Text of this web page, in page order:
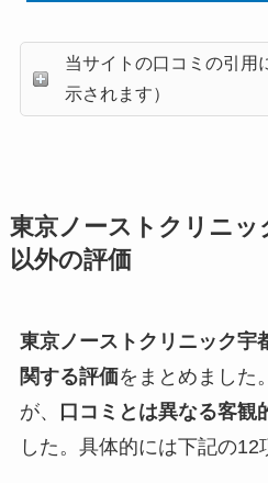
当サイトの口コミの引用
示されます）
東京ノーストクリニッ
以外の評価
東京ノーストクリニック宇
関する評価をまとめました
が、
口コミとは異なる客観
した。具体的には下記の12